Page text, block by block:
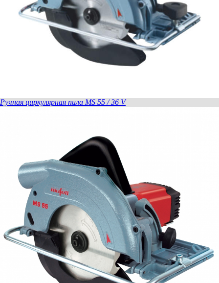
Ручная циркулярная пила MS 55 / 36 V